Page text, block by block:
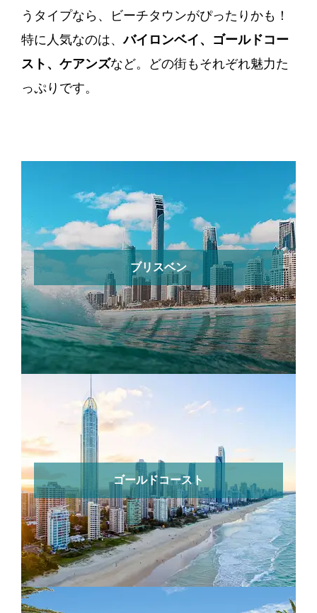
うタイプなら、ビーチタウンがぴったりかも！
特に人気なのは、バイロンベイ、ゴールドコー
スト、ケアンズなど。どの街もそれぞれ魅力た
っぷりです。
ブリスベン
ゴールドコースト